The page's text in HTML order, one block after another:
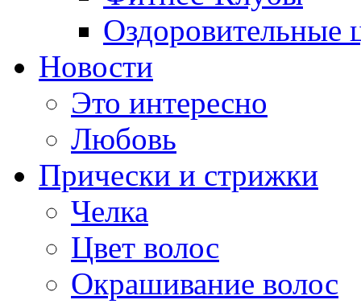
Оздоровительные
Новости
Это интересно
Любовь
Прически и стрижки
Челка
Цвет волос
Окрашивание волос